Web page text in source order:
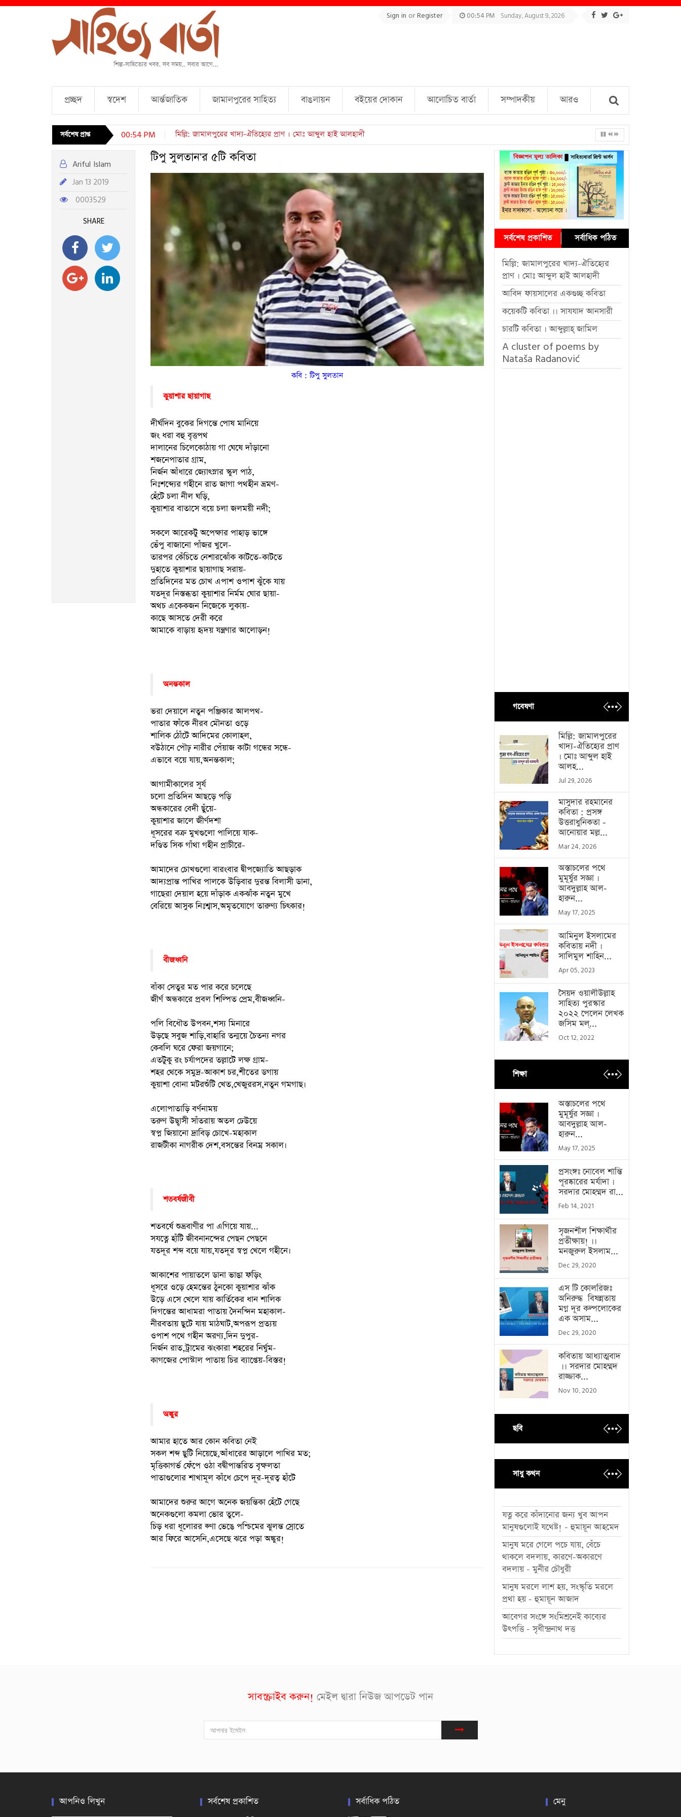
Sign in orRegister 00:54 PM Sunday, August 9, 2026
প্রচ্ছদ স্বদেশ আর্ন্তজাতিক জামালপুরের সাহিত্য বাঙলায়ন বইয়ের দোকান আলোচিত বার্তা সম্পাদকীয় আরও
সর্বশেষ প্রাপ্ত 00:54 PM চারটি কবিতা । আব্দুল্লাহ্ জামিল
Ariful Islam
Jan 13 2019
0003529
SHARE
টিপু সুলতান'র ৫টি কবিতা
কবি : টিপু সুলতান
কুয়াশার ছায়াগাছ
দীর্ঘদিন বুকের দিগন্তে পোষ মানিয়ে
জং ধরা বহু বৃত্তপথ
দালানের চিলেকোঠায় গা ঘেষে দাঁড়ানো
শজনেপাতার গ্রাম,
নির্জন আঁধারে জ্যোৎস্নার স্কুল পাঠ,
নিঃশব্দ্যের গহীনে রাত জাগা পথহীন ভ্রমণ-
হেঁটে চলা নীল ঘড়ি,
কুয়াশার বাতাসে বয়ে চলা জলময়ী নদী;
সকলে আরেকটু অপেক্ষার পাহাড় ভাঙ্গে
ভেঁপু বাজানো পাঁজর খুলে-
তারপর কেঁচিতে নেশারঝোঁক কাটতে-কাটতে
দুহাতে কুয়াশার ছায়াগাছ সরায়-
প্রতিদিনের মত চোখ এপাশ ওপাশ ঝুঁকে যায়
যতদূর নিস্তব্ধতা কুয়াশার নির্মম ঘোর ছায়া-
অথচ একেকজন নিজেকে লুকায়-
কাছে আসতে দেরী করে
আমাকে বাড়ায় হৃদয় যন্ত্রণার আলোড়ন!
অনন্তকাল
ভরা দেয়ালে নতুন পঞ্জিকার আলপথ-
পাতার ফাঁকে নীরব মৌনতা ওড়ে
শালিক ঠোঁটে আদিমের কোলাহল,
বউঠানে পৌঢ় নারীর পেঁয়াজ কাটা গন্ধের সন্ধে-
এভাবে বয়ে যায়,অনন্তকাল;
আগামীকালের সূর্য
চলো প্রতিদিন আছড়ে পড়ি
অন্ধকারের বেদী ছুঁয়ে-
কুয়াশার জালে জীর্ণদশা
ধূসরের বক্র মুখগুলো পালিয়ে যাক-
দণ্ডিত সিক গাঁথা গহীন প্রাচীরে-
আমাদের চোখগুলো বারংবার দ্বীপজ্যোতি আছড়াক
আদ্যপ্রান্ত পাখির পালকে উড়িবার দুরন্ত বিলাসী ডানা,
গাছেরা দেয়াল হয়ে দাঁড়াক একঝাঁক নতুন মুখে
বেরিয়ে আসুক নিঃশ্বাস,অমৃতযোগে তারুণ্য চিৎকার!
বীজধ্বনি
বাঁকা সেতুর মত পার করে চলেছে
জীর্ণ অন্ধকারে প্রবল শিল্পিত প্রেম,বীজধ্বনি-
পলি বিধৌত উপবন,শস্য মিনারে
উড়ছে সবুজ শাড়ি,বাহারি তন্ময়ে চৈতন্য নগর
কেবলি ঘরে ফেরা জয়গানে;
এতটুকু রং চর্যাপদের তল্লাটে লক্ষ গ্রাম-
শহর থেকে সমুদ্র-আকাশ চর,শীতের ডগায়
কুয়াশা বোনা মটরশুঁটি খেত,খেজুররস,নতুন গমগাছ।
এলোপাতাড়ি বর্ণনাময়
তরুণ উছ্বাসী সাঁতরায় অতল ঢেউয়ে
স্বপ্ন জিয়ানো দ্রাবিড় চোখে-মহাকাল
রাজটীকা নাগরীক দেশ,বসন্তের বিনম্র সকাল।
শতবর্ষজীবী
শতবর্ষে শুভ্রবাণীর পা এগিয়ে যায়...
সযত্নে হাঁটি জীবনানন্দের পেছন পেছনে
যতদূর শব্দ বয়ে যায়,যতদূর স্বপ্ন খেলে গহীনে।
আকাশের পায়াতলে ডানা ভাঙা ফড়িং
ধূসরে ওড়ে হেমন্তের ঠুনকো কুয়াশার ঝাঁক
উড়ে এসে খেলে যায় কার্তিকের ধান শালিক
দিগন্তের আধামরা পাতায় দৈনন্দিন মহাকাল-
নীরবতায় ছুটে যায় মাঠঘাট,অপরূপ প্রত্যয়
ওপাশ পথে গহীন অরণ্য,দিন দুপুর-
নির্জন রাত,ট্রামের ঝংকারা শহরের নির্ঘুম-
কাগজের পোস্টাল পাতায় চির ব্যাপ্তেয়-বিস্তর!
অঙ্কুর
আমার হাতে আর কোন কবিতা নেই
সকল শব্দ ছুটি নিয়েছে,আঁধারের আড়ালে পাখির মত;
মৃত্তিকাগর্ভ ফেঁপে ওঠা বদ্বীপান্তরিত বৃক্ষলতা
পাতাগুলোর শাখামূল কাঁধে চেপে দূর-দূরত্ব হাঁটে
আমাদের শুরুর আগে অনেক জয়ন্তিকা হেঁটে গেছে
অনেকগুলো কমলা ভোর তুলে-
চিড় ধরা ধূলোরর ক্ণা ভেঙে পশ্চিমের ঝুলন্ত স্রোতে
আর ফিরে আসেনি,এসেছে ঝরে পড়া অঙ্কুর!
সর্বশেষ প্রকাশিত সর্বাধিক পঠিত
মিল্লি: জামালপুরের খাদ্য-ঐতিহ্যের
প্রাণ । মোঃ আব্দুল হাই আলহাদী
আবিদ ফায়সালের একগুচ্ছ কবিতা
কয়েকটি কবিতা ।। সাযযাদ আনসারী
চারটি কবিতা । আব্দুল্লাহ্ জামিল
A cluster of poems by
Nataša Radanović
গবেষণা
মিল্লি: জামালপুরের
খাদ্য-ঐতিহ্যের প্রাণ
। মোঃ আব্দুল হাই
আলহ...
Jul 29, 2026
মাসুদার রহমানের
কবিতা : প্রসঙ্গ
উত্তরাধুনিকতা -
আনোয়ার মল্ল...
Mar 24, 2026
অস্তাচলের পথে
মুমূর্ষুর সজ্ঞা ।
আবদুল্লাহ আল-
হারুন...
May 17, 2025
আমিনুল ইসলামের
কবিতায় নদী ।
সালিমুল শাহিন...
Apr 05, 2023
সৈয়দ ওয়ালীউল্লাহ
সাহিত্য পুরস্কার
২০২২ পেলেন লেখক
জসিম মল্...
Oct 12, 2022
শিক্ষা
অস্তাচলের পথে
মুমূর্ষুর সজ্ঞা ।
আবদুল্লাহ আল-
হারুন...
May 17, 2025
প্রসংঙ্গঃ নোবেল শান্তি
পূরষ্কারের মর্যাদা ।
সরদার মোহম্মদ রা...
Feb 14, 2021
সৃজনশীল শিক্ষার্থীর
প্রতীক্ষায়! ।।
মনজুরুল ইসলাম...
Dec 29, 2020
এস টি কোলরিজঃ
অনিরুদ্ধ বিষন্নতায়
মগ্ন দূর কল্পলোকের
এক অসাম...
Dec 29, 2020
কবিতায় আধ্যাত্মবাদ
।। সরদার মোহম্মদ
রাজ্জাক...
Nov 10, 2020
ছবি
সাধু কথন
যত্ন করে কাঁদানোর জন্য খুব আপন
মানুষগুলোই যথেষ্ট! - হুমায়ূন আহমেদ
মানুষ মরে গেলে পচে যায়, বেঁচে
থাকলে বদলায়, কারণে-অকারণে
বদলায় - মুনীর চৌধুরী
মানুষ মরলে লাশ হয়, সংস্কৃতি মরলে
প্রথা হয় - হুমায়ূন আজাদ
আবেগর সংঙ্গে সংমিশ্রনেই কাব্যের
উৎপত্তি - সৃধীন্দ্রনাথ দত্ত
সাবস্ক্রাইব করুন! মেইল দ্বারা নিউজ আপডেট পান
আপনিও লিখুন সর্বশেষ প্রকাশিত সর্বাধিক পঠিত মেনু